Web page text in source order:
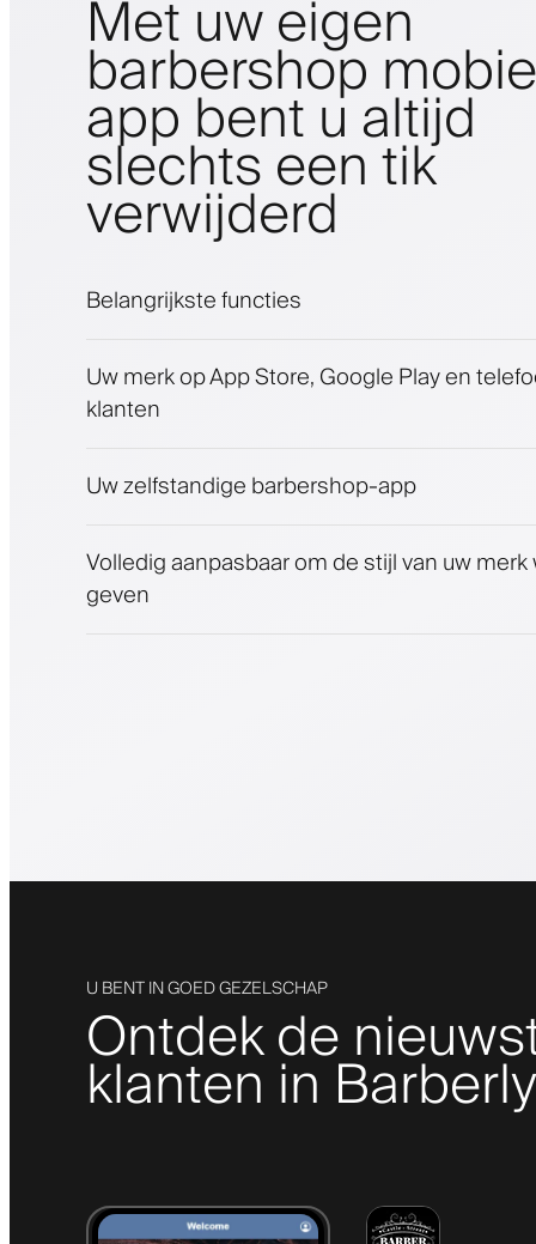
Met uw eigen
barbershop
app bent u altijd
slechts een tik
verwijderd
Belangrijkste functies
Betalingen, waarborgsom
Verkoop schoonheidsproducten
Uw merk op App Store, Google Play en
klanten
Uw zelfstandige barbershop-app
Volledig aanpasbaar om de stijl van uw
geven
U BENT IN GOED GEZELSCHAP
Ontdek de
klanten in Barberly